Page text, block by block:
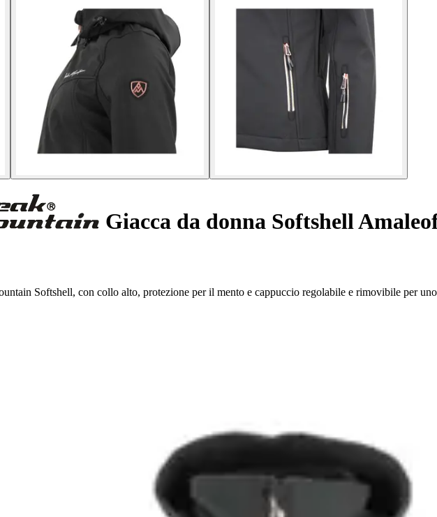
Giacca da donna Softshell
Softshell, con collo alto, protezione per il mento e cappuccio regolabile e rimovibile per